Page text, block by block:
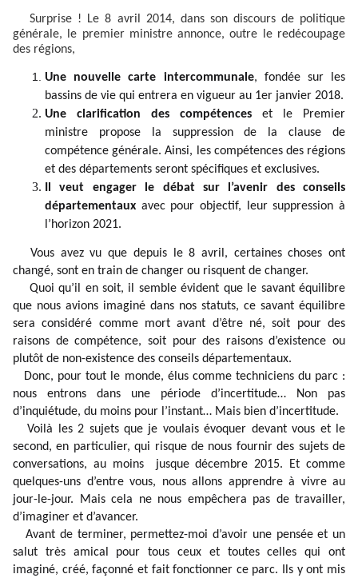
Surprise ! Le 8 avril 2014, dans son discours de politique
générale, le premier ministre annonce, outre le redécoupage
des régions,
Une nouvelle carte intercommunale, fondée sur les
bassins de vie qui entrera en vigueur au 1er janvier 2018.
Une clarification des compétences
et le Premier
ministre propose la suppression de la clause de
compétence générale. Ainsi, les compétences des régions
et des départements seront spécifiques et exclusives.
Il veut engager le débat sur l’avenir des conseils
départementaux avec pour objectif, leur suppression à
l’horizon 2021.
Vous avez vu que depuis le 8 avril, certaines choses ont
changé, sont en train de changer ou risquent de changer.
Quoi qu’il en soit, il semble évident que le savant équilibre
que nous avions imaginé dans nos statuts, ce savant équilibre
sera considéré comme mort avant d’être né, soit pour des
raisons de compétence, soit pour des raisons d’existence ou
plutôt de non-existence des conseils départementaux.
Donc, pour tout le monde, élus comme techniciens du parc :
nous entrons dans une période d’incertitude… Non pas
d’inquiétude, du moins pour l’instant… Mais bien d’incertitude.
Voilà les 2 sujets que je voulais évoquer devant vous et le
second, en particulier, qui risque de nous fournir des sujets de
conversations, au moins
jusque décembre 2015. Et comme
quelques-uns d’entre vous, nous allons apprendre à vivre au
jour-le-jour. Mais cela ne nous empêchera pas de travailler,
d’imaginer et d’avancer.
Avant de terminer, permettez-moi d’avoir une pensée et un
salut très amical pour tous ceux et toutes celles qui ont
imaginé, créé, façonné et fait fonctionner ce parc. Ils y ont mis